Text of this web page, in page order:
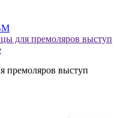
для премоляров выступ
выступ